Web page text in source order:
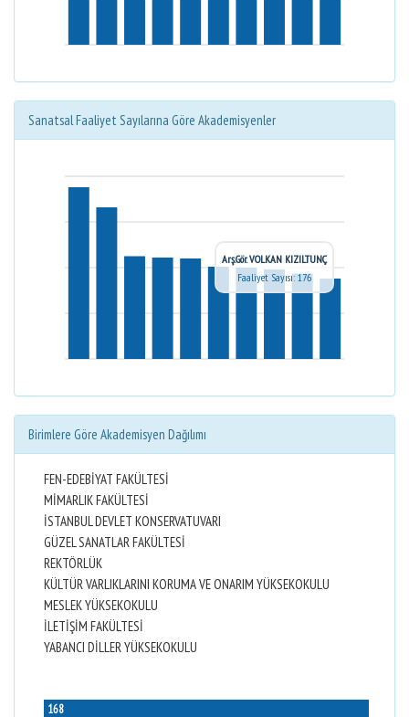
Sanatsal Faaliyet Sayılarına Göre Akademisyenler
Arş.Gör. VOLKAN KIZILTUNÇ
Faaliyet Sayısı: 176
Birimlere Göre Akademisyen Dağılımı
FEN-EDEBİYAT FAKÜLTESİ
MİMARLIK FAKÜLTESİ
İSTANBUL DEVLET KONSERVATUVARI
GÜZEL SANATLAR FAKÜLTESİ
REKTÖRLÜK
KÜLTÜR VARLIKLARINI KORUMA VE ONARIM YÜKSEKOKULU
MESLEK YÜKSEKOKULU
İLETİŞİM FAKÜLTESİ
YABANCI DİLLER YÜKSEKOKULU
168